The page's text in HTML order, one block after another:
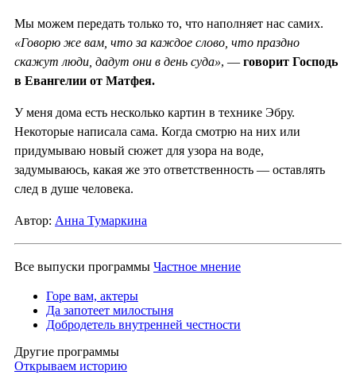
Мы можем передать только то, что наполняет нас самих.
«Говорю же вам, что за каждое слово, что праздно
скажут люди, дадут они в день суда», — говорит Господь
в Евангелии от Матфея.
У меня дома есть несколько картин в технике Эбру.
Некоторые написала сама. Когда смотрю на них или
придумываю новый сюжет для узора на воде,
задумываюсь, какая же это ответственность — оставлять
след в душе человека.
Автор: Анна Тумаркина
Все выпуски программы Частное мнение
Горе вам, актеры
Да запотеет милостыня
Добродетель внутренней честности
Другие программы
Открываем историю